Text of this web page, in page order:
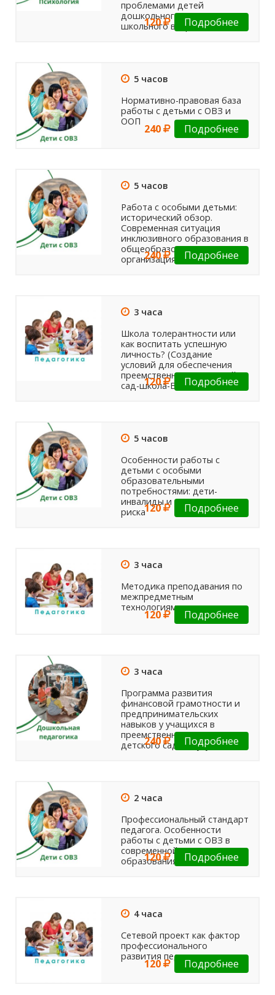
проблемами детей
дошкольного и младшего
школьного возраста
120 Подробнее
5 часов
Нормативно-правовая база
работы с детьми с ОВЗ и
ООП
240 Подробнее
5 часов
Работа с особыми детьми:
исторический обзор.
Современная ситуация
инклюзивного образования в
общеобразовательных
организациях
240 Подробнее
3 часа
Школа толерантности или
как воспитать успешную
личность? (Создание
условий для обеспечения
преемственности: детский
сад-школа-ВУЗ)
120 Подробнее
5 часов
Особенности работы с
детьми с особыми
образовательными
потребностями: дети-
инвалиды и дети группы
риска120 Подробнее
3 часа
Методика преподавания по
межпредметным
технологиям
120 Подробнее
3 часа
Программа развития
финансовой грамотности и
предпринимательских
навыков у учащихся в
преемственности от
детского сада к вузу
240 Подробнее
2 часа
Профессиональный стандарт
педагога. Особенности
работы с детьми с ОВЗ в
современной системе
образования.
120 Подробнее
4 часа
Сетевой проект как фактор
профессионального
развития педагога
120 Подробнее